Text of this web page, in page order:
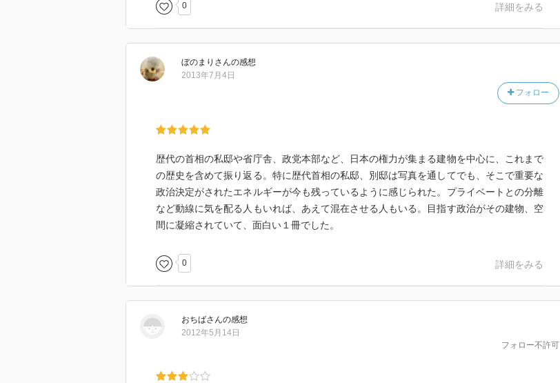
0 詳細をみる
ぼのまり さんの感想
フォロー
2013年7月4日
歴代の首相の私邸や省庁舎、政党本部など、日本の権力が集まる建物を中心に、これまで
の歴史を含めて振り返る。特に歴代首相の私邸、別邸は写真を通してでも、そこで重要な
政治決定がされたエネルギーが今も残っているように感じられた。プライベートとの分離
など動線に気を配る人もいれば、あえて混在させる人もいる。目指す政治がその建物、空
間に凝縮されていて、面白い１冊でした。
0 詳細をみる
おちばさんの感想
フォロー不許可
2012年5月14日